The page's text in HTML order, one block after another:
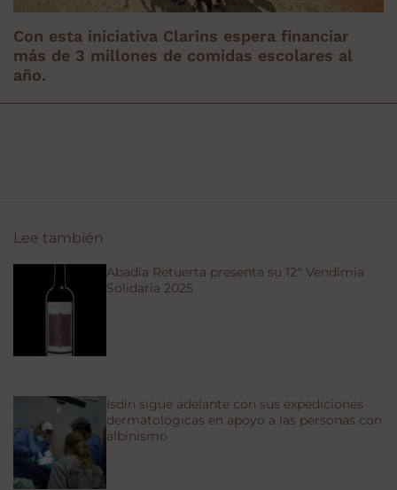
Con esta iniciativa Clarins espera financiar
más de 3 millones de comidas escolares al
año.
Lee también
Abadía Retuerta presenta su 12ª Vendimia
Solidaria 2025
Isdin sigue adelante con sus expediciones
dermatológicas en apoyo a las personas con
albinismo